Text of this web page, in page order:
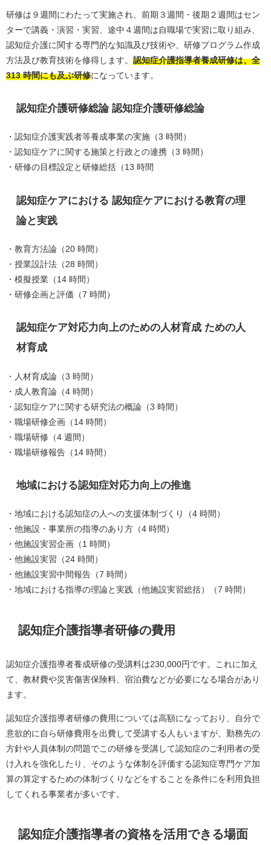
研修は９週間にわたって実施され、前期３週間・後期２週間はセン
ターで講義・演習・実習、途中４週間は自職場で実習に取り組み、
認知症介護に関する専門的な知識及び技術や、研修プログラム作成
方法及び教育技術を修得します。 認知症介護指導者養成研修は、全
313 時間にも及ぶ研修になっています。
認知症介護研修総論 認知症介護研修総論
・認知症介護実践者等養成事業の実施（3 時間）
・認知症ケアに関する施策と行政との連携（3 時間）
・研修の目標設定と研修総括（13 時間
認知症ケアにおける 認知症ケアにおける教育の理
論と実践
・教育方法論（20 時間）
・授業設計法（28 時間）
・模擬授業（14 時間）
・研修企画と評価（7 時間）
認知症ケア対応力向上のための人材育成 ための人
材育成
・人材育成論（3 時間）
・成人教育論（4 時間）
・認知症ケアに関する研究法の概論（3 時間）
・職場研修企画（14 時間）
・職場研修（4 週間）
・職場研修報告（14 時間）
地域における認知症対応力向上の推進
・地域における認知症の人への支援体制づくり（4 時間）
・他施設・事業所の指導のあり方（4 時間）
・他施設実習企画（1 時間）
・他施設実習（24 時間）
・他施設実習中間報告（7 時間）
・地域における指導の理論と実践（他施設実習総括）（7 時間）
認知症介護指導者研修の費用
認知症介護指導者養成研修の受講料は230,000円です。これに加え
て、教材費や災害傷害保険料、宿泊費などが必要になる場合があり
ます。
認知症介護指導者研修の費用については高額になっており、自分で
意欲的に自ら研修費用を出費して受講する人もいますが、勤務先の
方針や人員体制の問題でこの研修を受講して認知症のご利用者の受
け入れを強化したり、そのような体制を評価する認知症専門ケア加
算の算定するための体制づくりなどをすることを条件にを利用負担
してくれる事業者が多いです。
認知症介護指導者の資格を活用できる場面